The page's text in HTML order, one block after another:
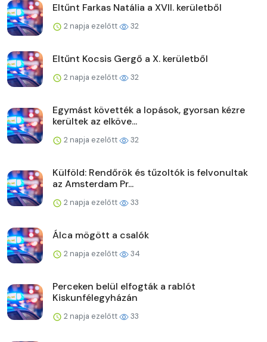
Eltűnt Farkas Natália a XVII. kerületből
2 napja ezelőtt 32
Eltűnt Kocsis Gergő a X. kerületből
2 napja ezelőtt 32
Egymást követték a lopások, gyorsan kézre
kerültek az elköve...
2 napja ezelőtt 32
Külföld: Rendőrök és tűzoltók is felvonultak
az Amsterdam Pr...
2 napja ezelőtt 33
Álca mögött a csalók
2 napja ezelőtt 34
Perceken belül elfogták a rablót
Kiskunfélegyházán
2 napja ezelőtt 33